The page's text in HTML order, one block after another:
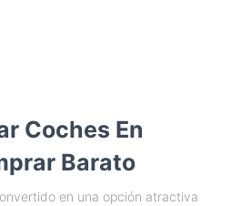
Coches En
Barato
en una opción atractiva